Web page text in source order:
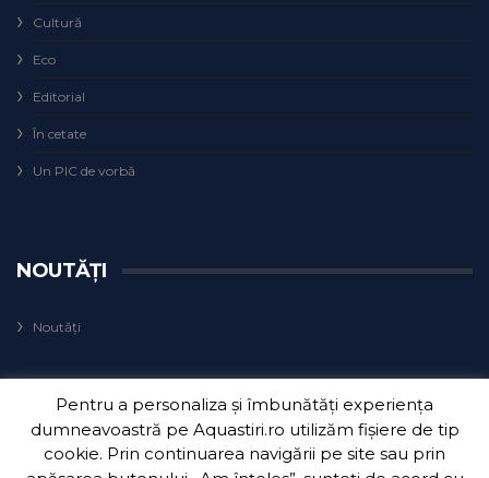
Cultură
Eco
Editorial
În cetate
Un PIC de vorbă
NOUTĂȚI
Noutăți
Pentru a personaliza și îmbunătăți experiența
dumneavoastră pe Aquastiri.ro utilizăm fișiere de tip
cookie. Prin continuarea navigării pe site sau prin